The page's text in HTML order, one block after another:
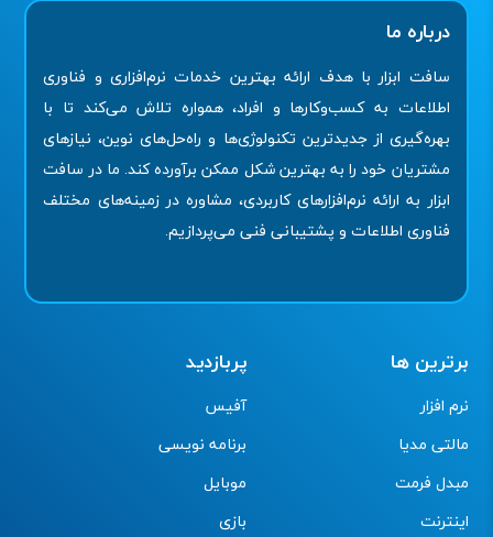
درباره ما
سافت ابزار با هدف ارائه بهترین خدمات نرم‌افزاری و فناوری
اطلاعات به کسب‌وکارها و افراد، همواره تلاش می‌کند تا با
بهره‌گیری از جدیدترین تکنولوژی‌ها و راه‌حل‌های نوین، نیازهای
مشتریان خود را به بهترین شکل ممکن برآورده کند. ما در سافت
ابزار به ارائه نرم‌افزارهای کاربردی، مشاوره در زمینه‌های مختلف
فناوری اطلاعات و پشتیبانی فنی می‌پردازیم.
برترین ها
نرم افزار
مالتی مدیا
مبدل فرمت
اینترنت
پربازدید
آفیس
برنامه نویسی
موبایل
بازی